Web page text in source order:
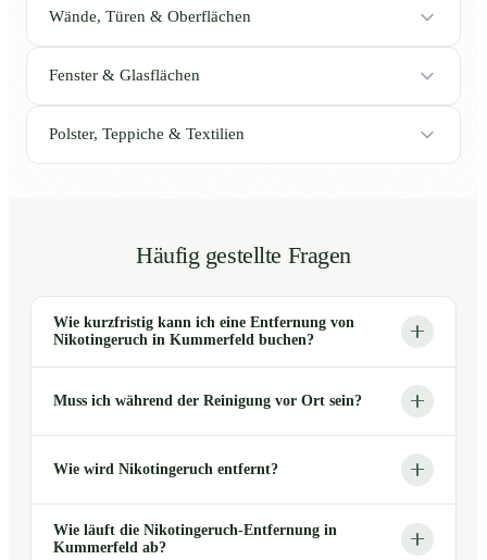
Wände, Türen & Oberflächen
Fenster & Glasflächen
Polster, Teppiche & Textilien
Häufig gestellte Fragen
Wie kurzfristig kann ich eine Entfernung von
Nikotingeruch in Kummerfeld buchen?
Muss ich während der Reinigung vor Ort sein?
Wie wird Nikotingeruch entfernt?
Wie läuft die Nikotingeruch-Entfernung in
Kummerfeld ab?